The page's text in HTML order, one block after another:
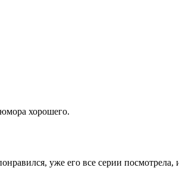
хорошего.
уже его все серии посмотрела,